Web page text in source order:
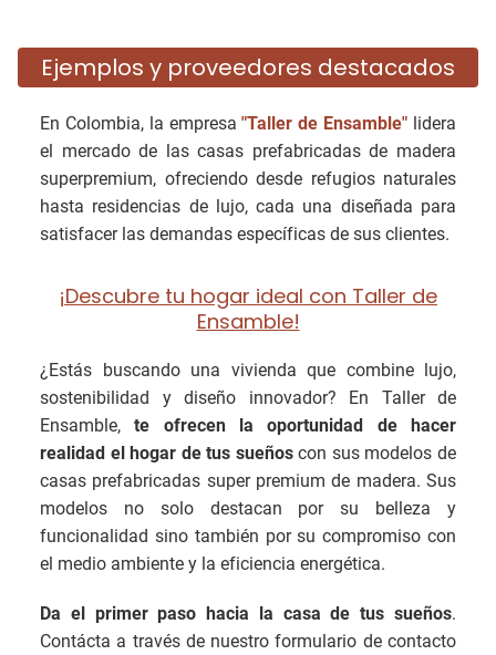
Ejemplos y proveedores destacados
En Colombia, la empresa"Taller de Ensamble" lidera
el mercado de las casas prefabricadas de madera
superpremium, ofreciendo desde refugios naturales
hasta residencias de lujo, cada una diseñada para
satisfacer las demandas específicas de sus clientes.
¡Descubre tu hogar ideal con Taller de
Ensamble!
¿Estás buscando una vivienda que combine lujo,
sostenibilidad y diseño innovador? En Taller de
Ensamble,te ofrecen la oportunidad de hacer
realidad el hogar de tus sueñoscon sus modelos de
casas prefabricadas super premium de madera. Sus
modelos no solo destacan por su belleza y
funcionalidad sino también por su compromiso con
el medio ambiente y la eficiencia energética.
Da el primer paso hacia la casa de tus sueños.
Contácta a través de nuestro formulario de contacto